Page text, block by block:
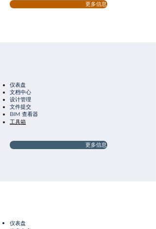
更多信息
仪表盘
仪表盘
文档中心
设计管理
文件提交
BIM 查看器
工具箱
更多信息